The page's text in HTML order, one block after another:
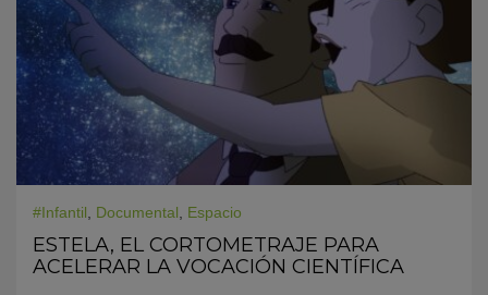
#Infantil Documental Espacio
ESTELA, EL CORTOMETRAJE PARA
ACELERAR LA VOCACIÓN CIENTÍFICA